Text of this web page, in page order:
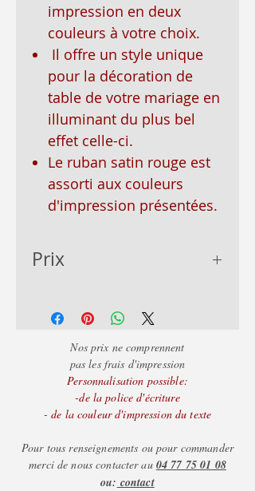
impression en deux
couleurs à votre choix.
Il offre un style unique
pour la décoration de
table de votre mariage en
illuminant du plus bel
effet celle-ci.
Le ruban satin rouge est
assorti aux couleurs
d'impression présentées.
Prix
Nos prix ne comprennent
pas les frais d'impression
Personnalisation possible:
-de la police d'écriture
- de la couleur d'impression du texte
Pour tous renseignements ou pour commander
merci de nous contacter au 04 77 75 01 08
ou: contact